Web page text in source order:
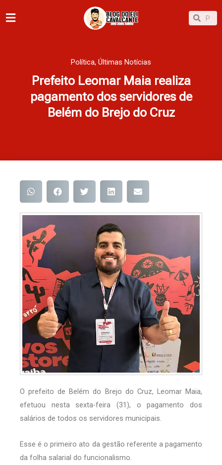
para
Pesquisar
Política, Últimas Notícias
Prefeito Leomar Maia realiza
pagamento dos servidores de
Belém do Brejo do Cruz
O prefeito de Belém do Brejo do Cruz, Leomar Maia,
efetuou nesta sexta-feira (31), o pagamento dos
salários de todos os servidores municipais.
Esse é o primeiro ato da gestão referente a pagamento
da folha salarial do funcionalismo.